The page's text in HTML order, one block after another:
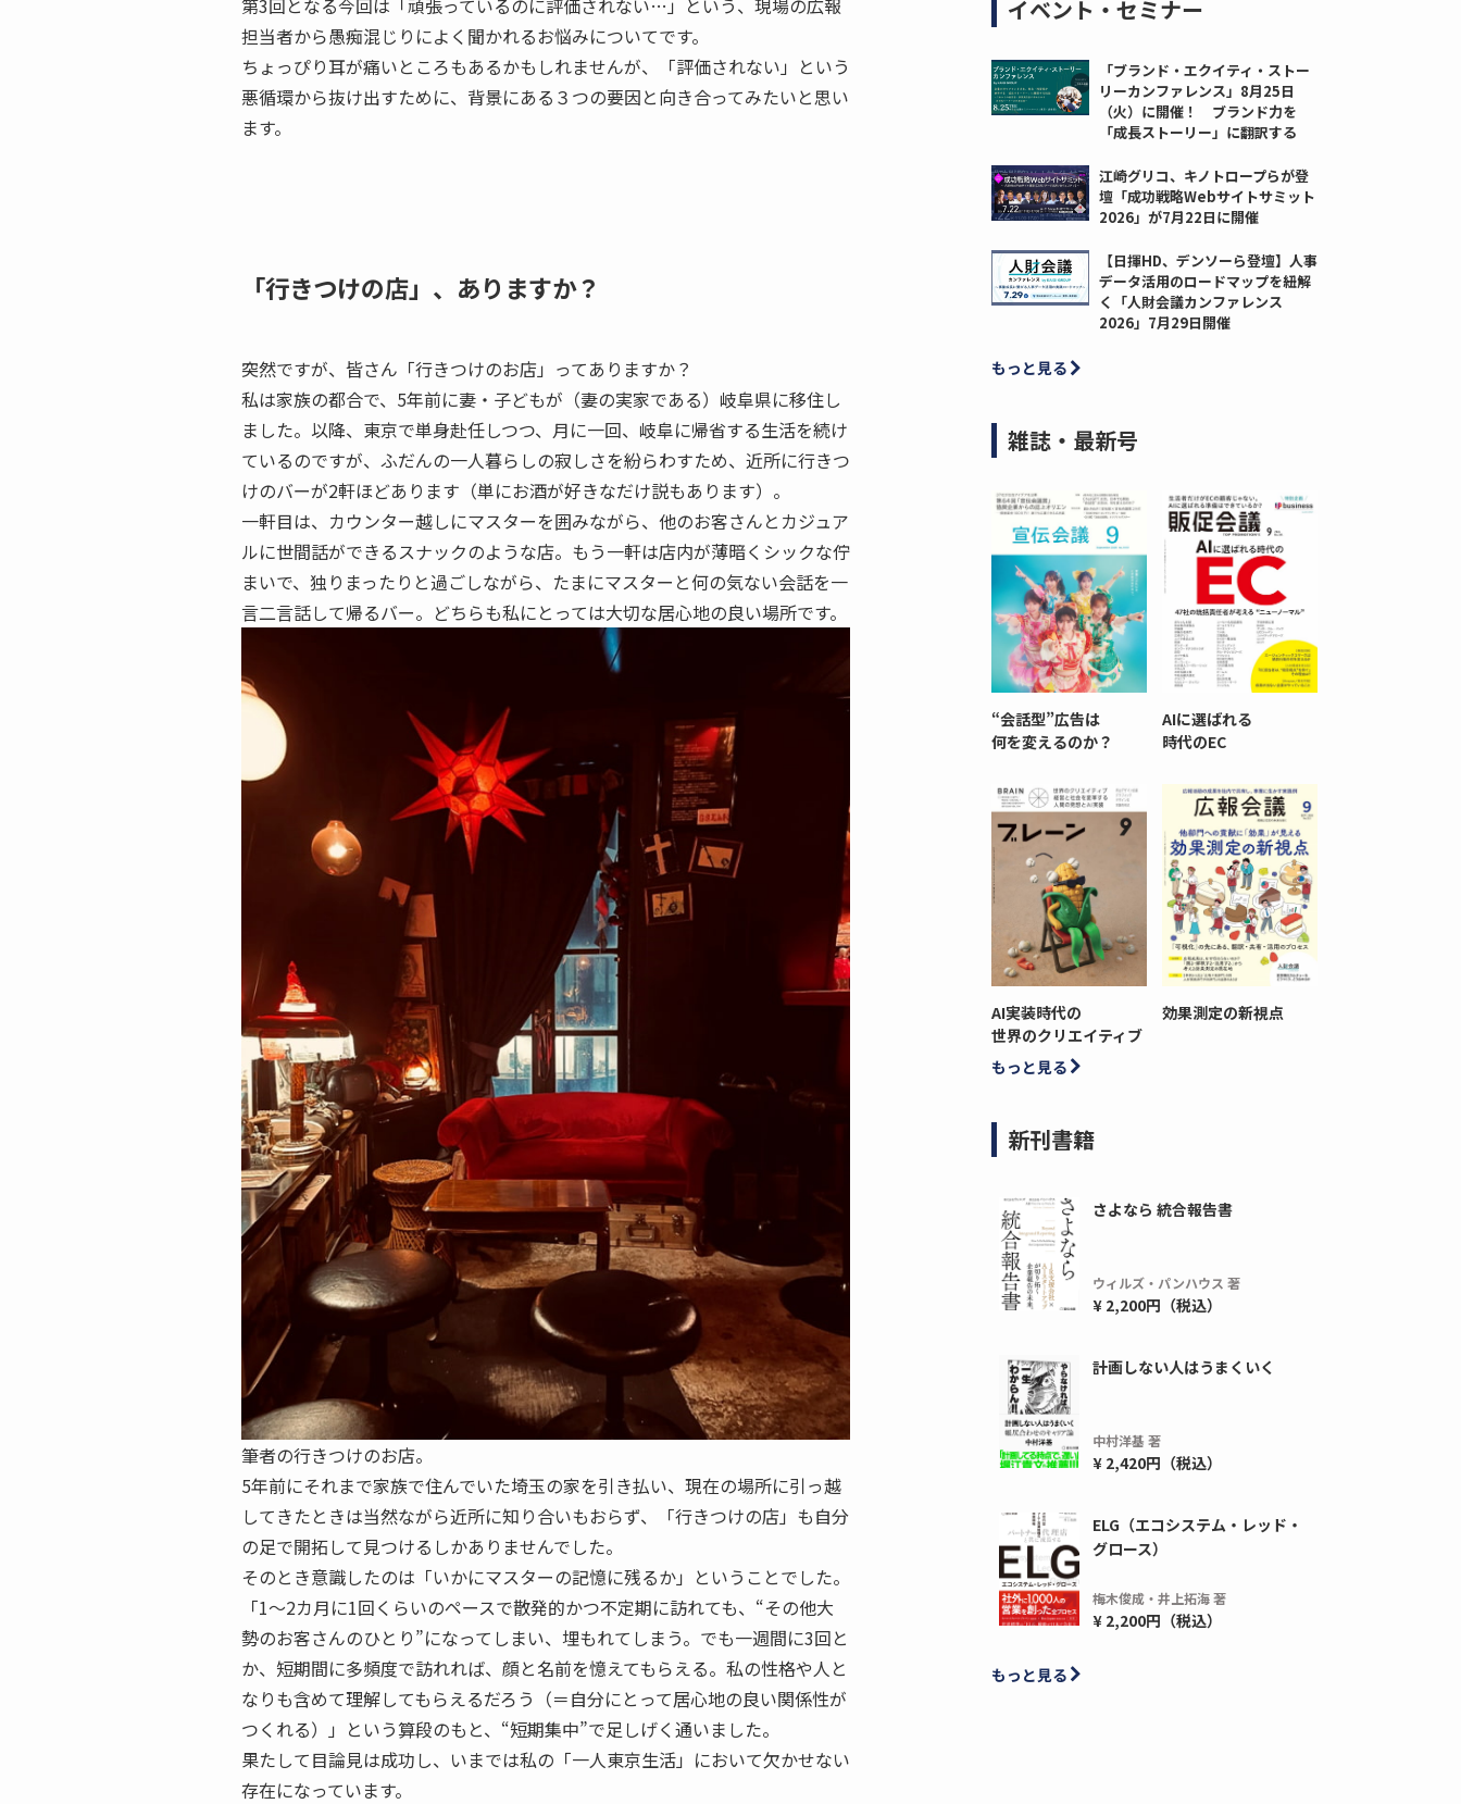
第3回となる今回は「頑張っているのに評価されない…」という、現場の広報
担当者から愚痴混じりによく聞かれるお悩みについてです。
ちょっぴり耳が痛いところもあるかもしれませんが、「評価されない」という
悪循環から抜け出すために、背景にある３つの要因と向き合ってみたいと思い
ます。
「行きつけの店」、ありますか？
突然ですが、皆さん「行きつけのお店」ってありますか？
私は家族の都合で、5年前に妻・子どもが（妻の実家である）岐阜県に移住し
ました。以降、東京で単身赴任しつつ、月に一回、岐阜に帰省する生活を続け
ているのですが、ふだんの一人暮らしの寂しさを紛らわすため、近所に行きつ
けのバーが2軒ほどあります（単にお酒が好きなだけ説もあります）。
一軒目は、カウンター越しにマスターを囲みながら、他のお客さんとカジュア
ルに世間話ができるスナックのような店。もう一軒は店内が薄暗くシックな佇
まいで、独りまったりと過ごしながら、たまにマスターと何の気ない会話を一
言二言話して帰るバー。どちらも私にとっては大切な居心地の良い場所です。
筆者の行きつけのお店。
5年前にそれまで家族で住んでいた埼玉の家を引き払い、現在の場所に引っ越
してきたときは当然ながら近所に知り合いもおらず、「行きつけの店」も自分
の足で開拓して見つけるしかありませんでした。
そのとき意識したのは「いかにマスターの記憶に残るか」ということでした。
「1～2カ月に1回くらいのペースで散発的かつ不定期に訪れても、“その他大
勢のお客さんのひとり”になってしまい、埋もれてしまう。でも一週間に3回と
か、短期間に多頻度で訪れれば、顔と名前を憶えてもらえる。私の性格や人と
なりも含めて理解してもらえるだろう（＝自分にとって居心地の良い関係性が
つくれる）」という算段のもと、“短期集中”で足しげく通いました。
果たして目論見は成功し、いまでは私の「一人東京生活」において欠かせない
存在になっています。
イベント・セミナー
「ブランド・エクイティ・ストー
リーカンファレンス」8月25日
（火）に開催！ ブランド力を
「成長ストーリー」に翻訳する
江崎グリコ、キノトロープらが登
壇「成功戦略Webサイトサミット
2026」が7月22日に開催
【日揮HD、デンソーら登壇】人事
データ活用のロードマップを紐解
く「人財会議カンファレンス
2026」7月29日開催
もっと見る
雑誌・最新号
“会話型”広告は
何を変えるのか？
AIに選ばれる
時代のEC
AI実装時代の
世界のクリエイティブ
効果測定の新視点
もっと見る
新刊書籍
さよなら 統合報告書
ウィルズ・パンハウス 著
¥ 2,200円（税込）
計画しない人はうまくいく
中村洋基 著
¥ 2,420円（税込）
ELG（エコシステム・レッド・
グロース）
梅木俊成・井上拓海 著
¥ 2,200円（税込）
もっと見る